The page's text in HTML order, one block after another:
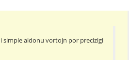
simple aldonu vortojn por precizigi